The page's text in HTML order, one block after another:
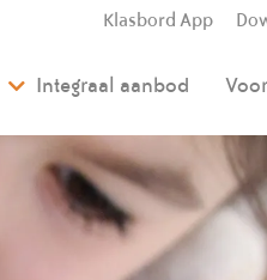
Klasbord App
Integraal aanbod